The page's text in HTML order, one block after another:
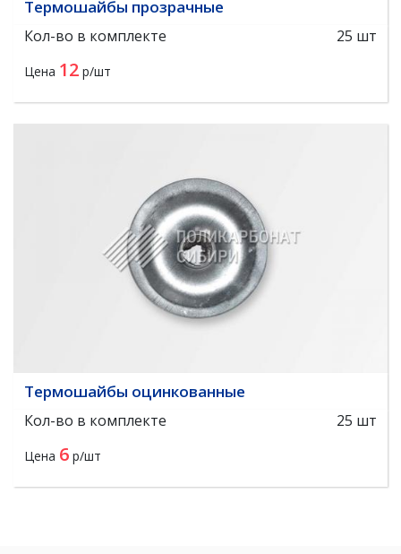
Термошайбы прозрачные
Кол-во в комплекте 25 шт
Цена 12 р/шт
Термошайбы оцинкованные
Кол-во в комплекте 25 шт
Цена 6 р/шт